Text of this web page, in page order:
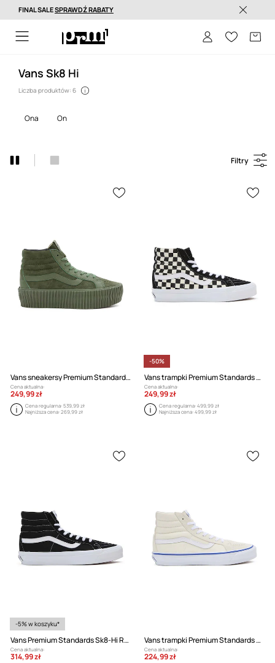
Dostawa nawet w 24h >
FINAL SALESPRAWDŹ RABATY
Vans Sk8 Hi
Liczba produktów: 6
ona on
Filtry
Vans sneakersy Premium Standards Sk8-Hi Reissue 38 Platform
Cena aktualna:
249,99 zł
Cena regularna:539,99 zł
Najniższa cena:269,99 zł
-50%
Vans trampki Premium Standards Sk8-Hi Reissue 38
Cena aktualna:
249,99 zł
Cena regularna:499,99 zł
Najniższa cena:499,99 zł
-5% w koszyku*
Vans Premium Standards Sk8-Hi Reissue 38
Cena aktualna:
314,99 zł
Vans trampki Premium Standards Sk8-Hi Reissue 38
Cena aktualna:
224,99 zł